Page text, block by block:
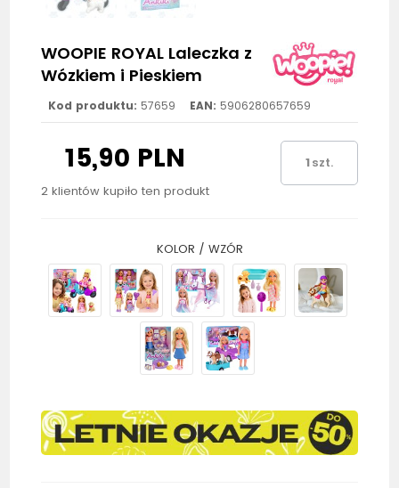
WOOPIE ROYAL Laleczka z
Wózkiem i Pieskiem
Kod produktu: 57659 EAN: 5906280657659
15,90 PLN
2 klientów kupiło ten produkt
szt.
KOLOR / WZÓR